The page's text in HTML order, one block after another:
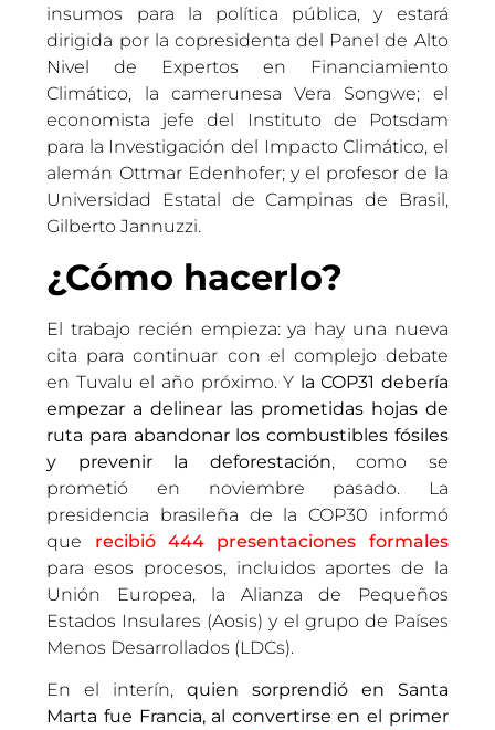
insumos para la política pública, y estará
dirigida por la copresidenta del Panel de Alto
Nivel de Expertos en Financiamiento
Climático, la camerunesa Vera Songwe; el
economista jefe del Instituto de Potsdam
para la Investigación del Impacto Climático, el
alemán Ottmar Edenhofer; y el profesor de la
Universidad Estatal de Campinas de Brasil,
Gilberto Jannuzzi.
¿Cómo hacerlo?
El trabajo recién empieza: ya hay una nueva
cita para continuar con el complejo debate
en Tuvalu el año próximo. Y la COP31 debería
empezar a delinear las prometidas hojas de
ruta para abandonar los combustibles fósiles
y prevenir la deforestación, como se
prometió en noviembre pasado. La
presidencia brasileña de la COP30 informó
que recibió 444 presentaciones formales
para esos procesos, incluidos aportes de la
Unión Europea, la Alianza de Pequeños
Estados Insulares (Aosis) y el grupo de Países
Menos Desarrollados (LDCs).
En el interín, quien sorprendió en Santa
Marta fue Francia, al convertirse en el primer